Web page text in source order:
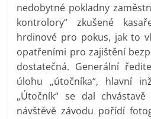
nedobytné pokladny
kontrolory“ zkušené
hrdinové pro pokus, jak to
opatřeními pro zajištění
dostatečná. Generální
úlohu „útočníka“, hlavní
„Útočník“ se dal
návštěvě závodu pořídí